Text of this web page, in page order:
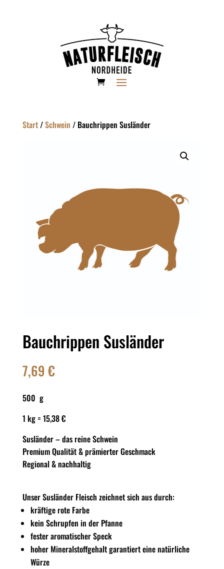
Start/Schwein / Bauchrippen Susländer
Bauchrippen Susländer
7,69 €
500 g
1 kg = 15,38 €
Susländer – das reine Schwein
Premium Qualität & prämierter Geschmack
Regional & nachhaltig
Unser Susländer Fleisch zeichnet sich aus durch:
kräftige rote Farbe
kein Schrupfen in der Pfanne
fester aromatischer Speck
hoher Mineralstoffgehalt garantiert eine natürliche
Würze